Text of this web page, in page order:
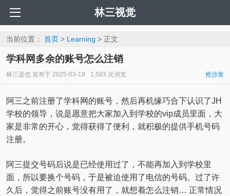
林三视觉
当前位置： 首页> Learning > 正文
学科网多余的账号怎么注销
林三是也发布于 2025-03-19 1,583 次浏览 抢沙发
阿三之前注册了学科网的账号，然后再机缘巧合下认识了JH
学校的领导，说是愿意把大家加入到学校的vip成员里面，大
家是非常的开心，觉得获得了便利，就积极的提供手机号码
注册。
阿三提交号码后说是已经使用过了，不能再加入到学校里
面，所以要换个号码，于是被迫使用了电信的号码。过了许
久后，觉得之前账号没有用了，就想着怎么注销… 正常情况